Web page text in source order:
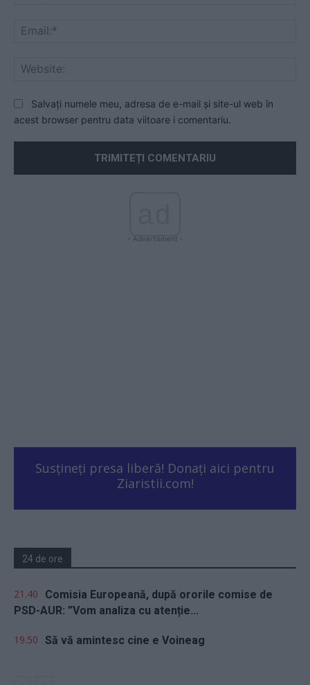
Salvați numele meu, adresa de e-mail și site-ul web în
acest browser pentru data viitoare i comentariu.
- Advertisment -
Susțineți presa liberă! Donați aici pentru
Ziaristii.com!
24 de ore
21.40
Comisia Europeană, după ororile comise de
PSD-AUR: ”Vom analiza cu atenție...
19.50 Să vă amintesc cine e Voineag